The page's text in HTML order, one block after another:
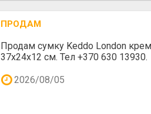
ПРОДАМ
Продам сумку Keddo London
37x24x12 cм. Тел +370 630 13930.
2026/08/05